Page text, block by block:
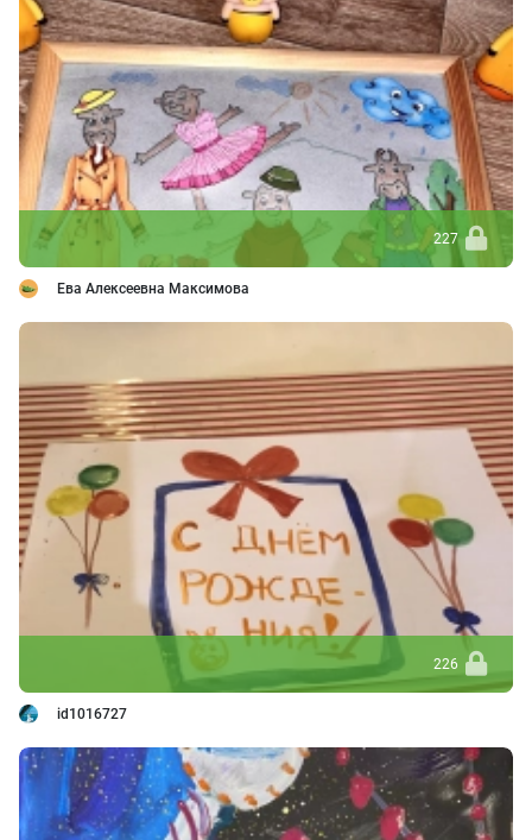
227
Ева Алексеевна Максимова
226
id1016727